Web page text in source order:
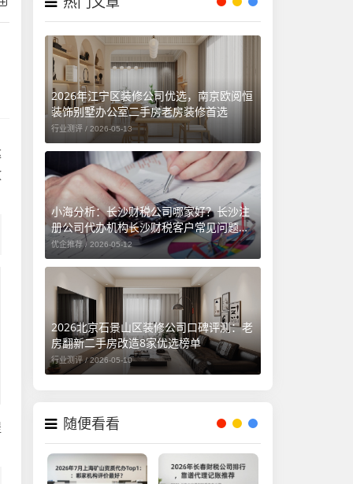
2026年江宁区装修公司优选，南京欧阅恒
装饰别墅办公室二手房老房装修首选
行业测评 / 2026-05-13
小海分析：长沙财税公司哪家好？长沙注
册公司代办机构长沙财税客户常见问题汇
总（长沙勤和财务专属解答）
优企推荐 / 2026-05-12
2026北京石景山区装修公司口碑评测：老
房翻新二手房改造8家优选榜单
行业测评 /2026-05-10
随便看看